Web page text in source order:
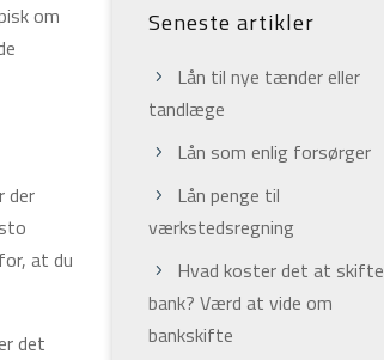
om
der
at du
det
Seneste artikler
Lån til nye tænder eller
tandlæge
Lån som enlig forsørger
Lån penge til
værkstedsregning
Hvad koster det at skifte
bank? Værd at vide om
bankskifte